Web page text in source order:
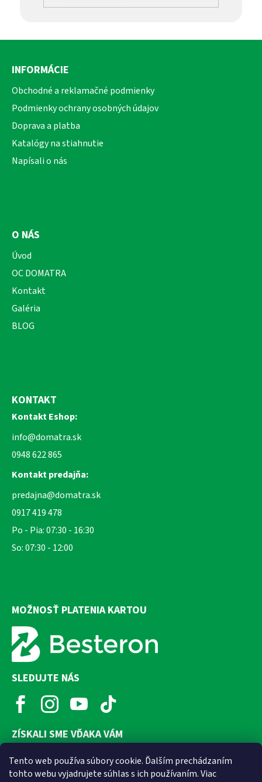
Tento web používa súbory cookie. Ďalším prechádzaním
tohto webu vyjadrujete súhlas s ich používaním. Viac
Z
INFORMÁCIE
Obchodné a reklamačné podmienky
Podmienky ochrany osobných údajov
Doprava a platba
Katalógy na stiahnutie
Napísali o nás
O NÁS
Úvod
OC DOMATRA
Kontakt
Galéria
BLOG
KONTAKT
Kontakt Eshop:
info@domatra.sk
0948 622 865
Kontakt predajňa:
predajna@domatra.sk
0917 419 478
Po - Pia: 07:30 - 16:30
So: 07:30 - 12:00
MOŽNOSŤ PLATENIA KARTOU
SLEDUJTE NÁS
ZÍSKALI SME VĎAKA VÁM